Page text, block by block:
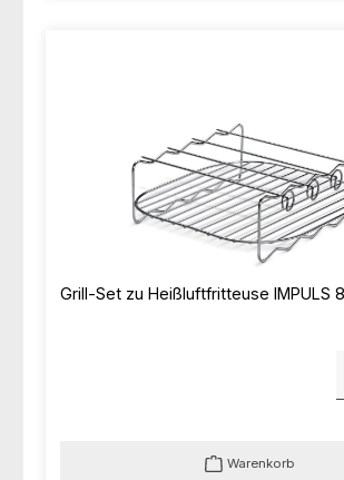
Grill-Set zu Heißluftfritteuse IMPULS
Warenkorb